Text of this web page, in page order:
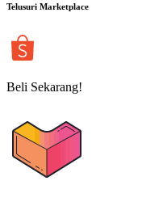
Telusuri Marketplace
Beli Sekarang!